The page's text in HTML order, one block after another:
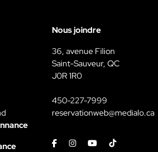
Nous joindre
36, avenue Filion
Saint-Sauveur, QC
J0R 1R0
450-227-7999
reservationweb@medialo.ca
FacebookInstagramYoutubeTiktok